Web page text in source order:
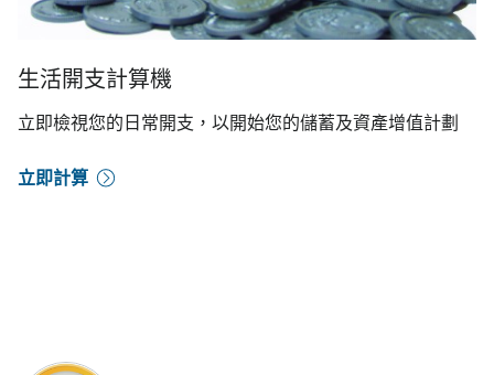
生活開支計算機
立即檢視您的日常開支，以開始您的儲蓄及資產增值計劃
立即計算